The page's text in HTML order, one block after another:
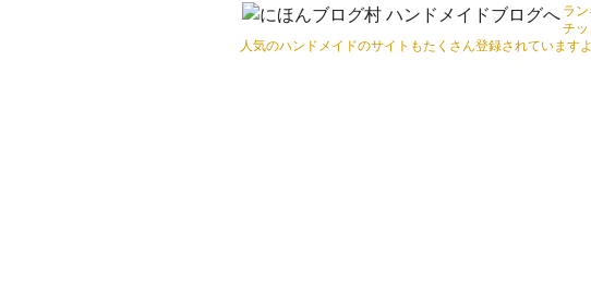
ラ
チッ
人気のハンドメイドのサイトもたくさん登録されていますよ